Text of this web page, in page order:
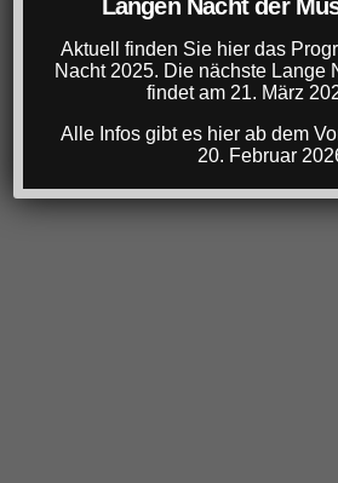
Langen Nacht der
Aktuell finden Sie hier das
Nacht 2025. Die nächste Lange
findet am 21. März
Alle Infos gibt es hier ab dem
20. Februar